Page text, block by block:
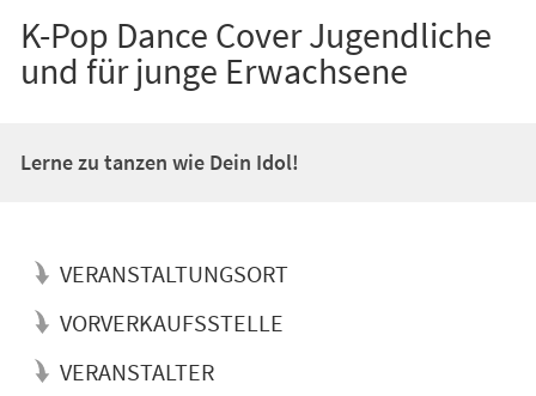
K-Pop Dance Cover Jugendliche
und für junge Erwachsene
Lerne zu tanzen wie Dein Idol!
VERANSTALTUNGSORT
VORVERKAUFSSTELLE
VERANSTALTER